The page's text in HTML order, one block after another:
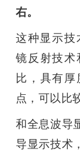
右。
这种显示
镜反射技
比，具有
点，可以比
和全息波导
导显示技术